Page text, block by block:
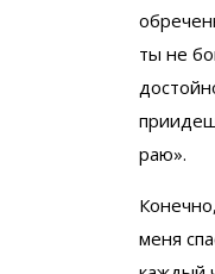
ты не
раю».
меня